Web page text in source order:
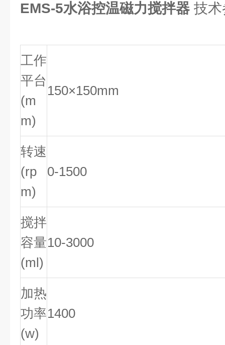
EMS-5水浴控温磁力搅拌器 技
工作
平台
(m
m)
150×150mm
转速
(rp
m)
0-1500
搅拌
容量
(ml)
10-3000
加热
功率
(w)
1400